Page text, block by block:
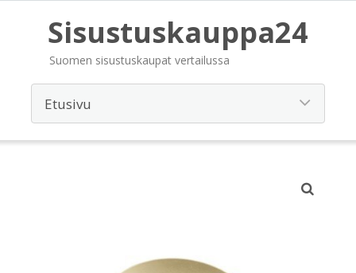
Sisustuskauppa24
Suomen sisustuskaupat vertailussa